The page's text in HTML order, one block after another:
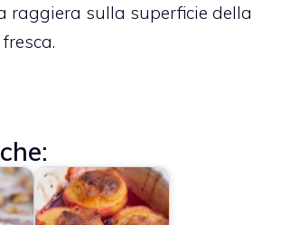
raggiera sulla superficie della